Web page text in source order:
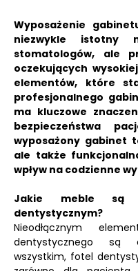
Wyposażenie
niezwykle istotny
stomatologów, ale
oczekujących
elementów, które
profesjonalnego
ma kluczowe
bezpieczeństwa
wyposażony gabinet
ale także
wpływ na codzienne
Jakie meble są
dentystycznym?
Nieodłącznym
dentystycznego są
wszystkim, fotel